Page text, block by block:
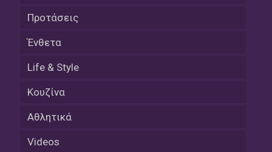
Προτάσεις
Ένθετα
Life & Style
Κουζίνα
Αθλητικά
Videos